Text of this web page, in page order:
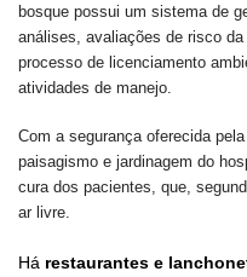
bosque possui um sistema de
análises, avaliações de risco
processo de licenciamento
atividades de manejo.
Com a segurança oferecida
paisagismo e jardinagem do
cura dos pacientes, que,
ar livre.
Há restaurantes e